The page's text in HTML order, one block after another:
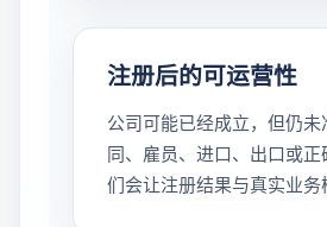
注册后的可运营性
公司可能已经成立，但仍未
同、雇员、进口、出口或正
们会让注册结果与真实业务